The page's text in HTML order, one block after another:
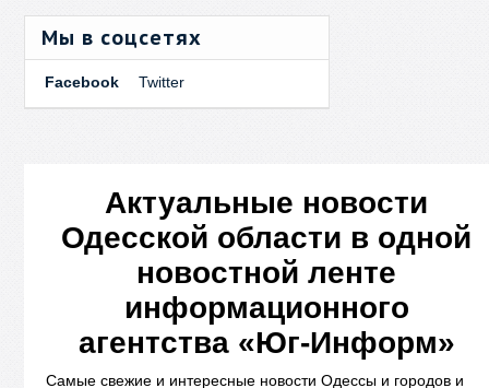
Мы в соцсетях
Facebook Twitter
Актуальные новости
Одесской области в одной
новостной ленте
информационного
агентства «Юг-Информ»
Самые свежие и интересные новости Одессы и городов и